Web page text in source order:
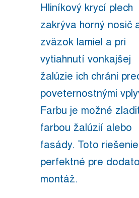
Hliníkový krycí plech
zakrýva horný nosič
zväzok lamiel a pri
vytiahnutí vonkajšej
žalúzie ich chráni
poveternostnými
Farbu je možné
farbou žalúzií alebo
fasády. Toto
perfektné pre
montáž.